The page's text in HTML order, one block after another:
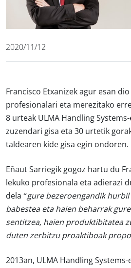
2020/11/12
Francisco Etxanizek agur esan
profesionalari eta merezitako
8 urteak ULMA Handling Systems-
zuzendari gisa eta 30 urtetik
taldearen kide gisa egin ondoren.
Eñaut Sarriegik gogoz hartu du
lekuko profesionala eta adierazi
dela “gure bezeroengandik hurbil
babestea eta haien beharrak
sentitzea, haien produktibitatea
duten zerbitzu proaktiboak
2013an, ULMA Handling